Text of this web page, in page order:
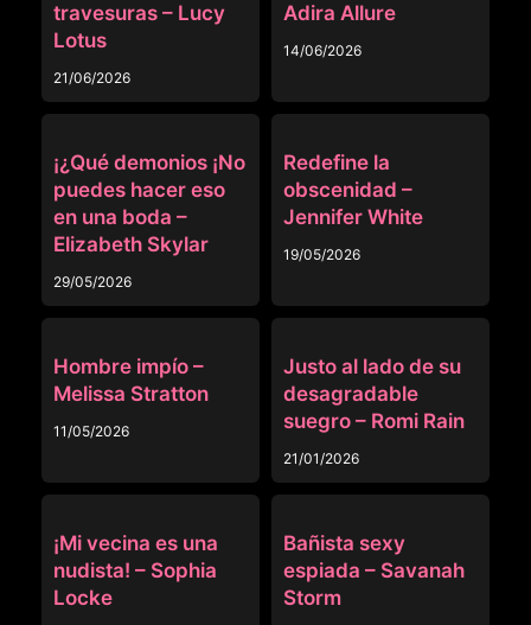
travesuras – Lucy
Lotus
21/06/2026
Adira Allure
14/06/2026
¡¿Qué demonios ¡No
puedes hacer eso
en una boda –
Elizabeth Skylar
29/05/2026
Redefine la
obscenidad –
Jennifer White
19/05/2026
Hombre impío –
Melissa Stratton
11/05/2026
Justo al lado de su
desagradable
suegro – Romi Rain
21/01/2026
¡Mi vecina es una
nudista! – Sophia
Locke
Bañista sexy
espiada – Savanah
Storm